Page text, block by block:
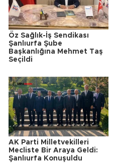
Öz Sağlık-İş Sendikası
Şanlıurfa Şube
Başkanlığına Mehmet Taş
Seçildi
AK Parti Milletvekilleri
Mecliste Bir Araya Geldi:
Şanlıurfa Konuşuldu